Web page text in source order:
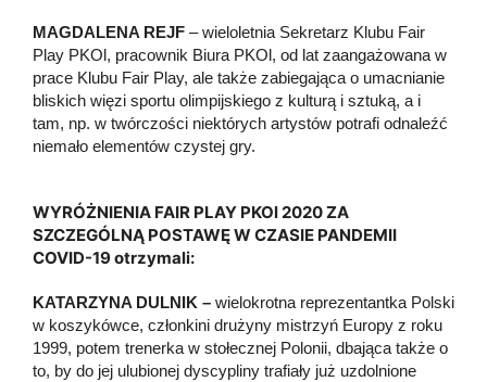
MAGDALENA REJF – wieloletnia Sekretarz Klubu Fair
Play PKOl, pracownik Biura PKOl, od lat zaangażowana w
prace Klubu Fair Play, ale także zabiegająca o umacnianie
bliskich więzi sportu olimpijskiego z kulturą i sztuką, a i
tam, np. w twórczości niektórych artystów potrafi odnaleźć
niemało elementów czystej gry.
WYRÓŻNIENIA FAIR PLAY PKOl 2020 ZA
SZCZEGÓLNĄ POSTAWĘ W CZASIE PANDEMII
COVID-19 otrzymali:
KATARZYNA DULNIK – wielokrotna reprezentantka Polski
w koszykówce, członkini drużyny mistrzyń Europy z roku
1999, potem trenerka w stołecznej Polonii, dbająca także o
to, by do jej ulubionej dyscypliny trafiały już uzdolnione